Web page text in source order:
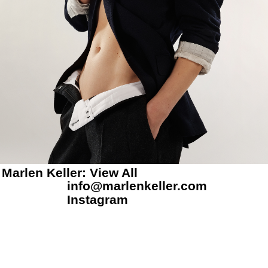
Marlen Keller: View All
info@marlenkeller.com
Instagram